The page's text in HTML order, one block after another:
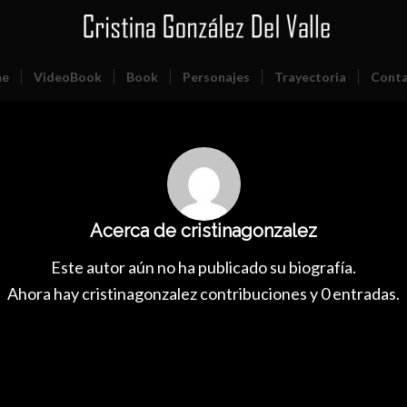
VideoBook Book Personajes Trayectoria
Acerca de cristinagonzalez
Este autor aún no ha publicado su biografía.
Ahora haycristinagonzalezcontribuciones y 0 entradas.